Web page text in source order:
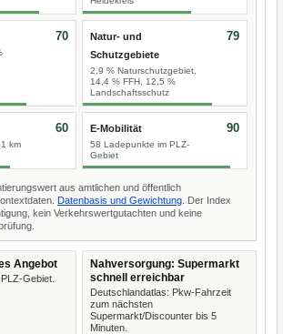
70
Natur- und
Schutzgebiete
2,9 % Naturschutzgebiet,
14,4 % FFH, 12,5 %
Landschaftsschutz
79
km
60 E-Mobilität
58 Ladepunkte im PLZ-
Gebiet
90
aus amtlichen und öffentlich
Datenbasis und Gewichtung . Der Index
kein Verkehrswertgutachten und keine
Angebot
Gebiet.
Nahversorgung: Supermarkt
schnell erreichbar
Deutschlandatlas: Pkw-Fahrzeit
zum nächsten
Supermarkt/Discounter bis 5
Minuten.